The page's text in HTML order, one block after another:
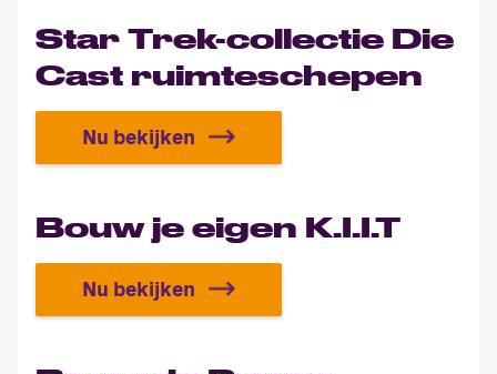
Star Trek-collectie Die
Cast ruimteschepen
Star Trek-collectie Die Cast
Nu bekijken
Bouw je eigen K.I.I.T
Bouw je eigen K.I.I.T
Nu bekijken